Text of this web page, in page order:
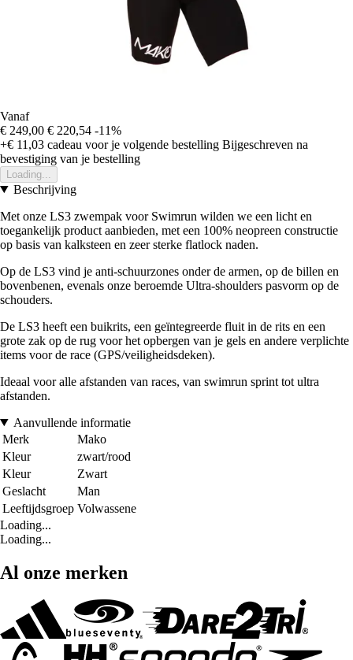
Vanaf
€ 249,00 € 220,54 -11%
+€ 11,03 cadeau voor je volgende bestelling Bijgeschreven na
bevestiging van je bestelling
Loading...
Beschrijving
Met onze LS3 zwempak voor Swimrun wilden we een licht en
toegankelijk product aanbieden, met een 100% neopreen constructie
op basis van kalksteen en zeer sterke flatlock naden.
Op de LS3 vind je anti-schuurzones onder de armen, op de billen en
bovenbenen, evenals onze beroemde Ultra-shoulders pasvorm op de
schouders.
De LS3 heeft een buikrits, een geïntegreerde fluit in de rits en een
grote zak op de rug voor het opbergen van je gels en andere verplichte
items voor de race (GPS/veiligheidsdeken).
Ideaal voor alle afstanden van races, van swimrun sprint tot ultra
afstanden.
Aanvullende informatie
Merk
Mako
Kleur
zwart/rood
Kleur
Zwart
Geslacht
Man
Leeftijdsgroep Volwassene
Loading...
Loading...
Al onze merken